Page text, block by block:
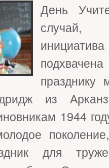
День
случай,
празднику
из
1944
для